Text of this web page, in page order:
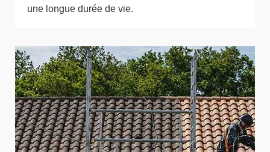
une longue durée de vie.